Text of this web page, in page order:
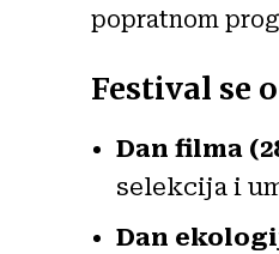
popratnom
Festival se
Dan filma
selekcija i
Dan